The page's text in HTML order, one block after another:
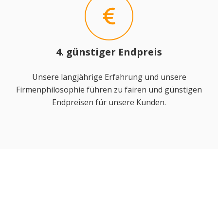
4. günstiger Endpreis
Unsere langjährige Erfahrung und unsere
Firmenphilosophie führen zu fairen und günstigen
Endpreisen für unsere Kunden.